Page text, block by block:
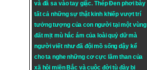
và đã sa vào tay giặc. Thép Đen phơi bày
tất cả những sự thật kinh khiếp vượt trí
tưởng tượng của con người tại một vùng
đất mịt mù hắc ám của loài quỷ dữ mà
người viết như đã đội mồ sống dậy kể
cho ta nghe những cơ cực lầm than của
xã hội miền Bắc và cuộc đời tù đày bi